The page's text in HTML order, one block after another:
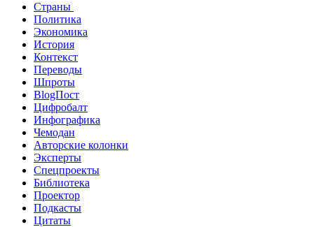
Страны
Политика
Экономика
История
Контекст
Переводы
Шпроты
BlogПост
Цифробалт
Инфографика
Чемодан
Авторские колонки
Эксперты
Спецпроекты
Библиотека
Проектор
Подкасты
Цитаты